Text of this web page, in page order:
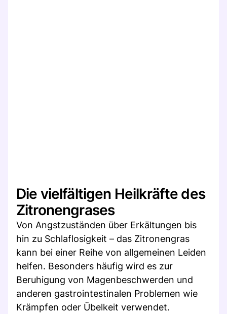
Die vielfältigen Heilkräfte des
Zitronengrases
Von Angstzuständen über Erkältungen bis
hin zu Schlaflosigkeit – das Zitronengras
kann bei einer Reihe von allgemeinen Leiden
helfen. Besonders häufig wird es zur
Beruhigung von Magenbeschwerden und
anderen gastrointestinalen Problemen wie
Krämpfen oder Übelkeit verwendet.